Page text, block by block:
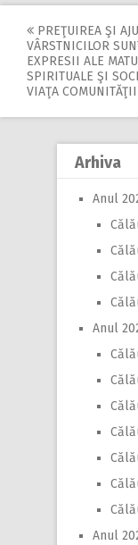
Post
PREŢUIREA ŞI
VÂRSTNICILOR
EXPRESII ALE
SPIRITUALE ŞI
VIAŢA
Arhiva
Anul
Anul
Anul